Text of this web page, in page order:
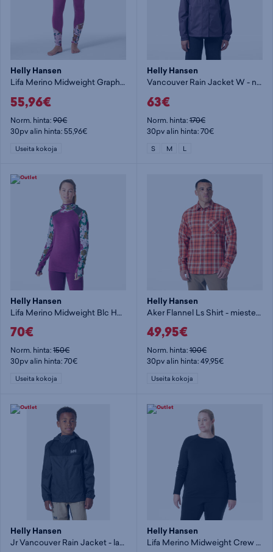
Helly Hansen
Lifa Merino Midweight Graphic Pant - naisten alushousut
55,96€
Norm. hinta:90€
30pv alin hinta: 55,96€
Useita kokoja
Helly Hansen
Vancouver Rain Jacket W - naisten kuoritakki
63€
Norm. hinta:170€
30pv alin hinta: 70€
S M L
Helly Hansen
Lifa Merino Midweight Blc Hoodie - naisten aluspaita
70€
Norm. hinta:150€
30pv alin hinta: 70€
Useita kokoja
Helly Hansen
Aker Flannel Ls Shirt - miesten kauluspaita
49,95€
Norm. hinta:100€
30pv alin hinta: 49,95€
Useita kokoja
Helly Hansen
Jr Vancouver Rain Jacket - lasten kuoritakki
Helly Hansen
Lifa Merino Midweight Crew Plus - naisten aluspaita